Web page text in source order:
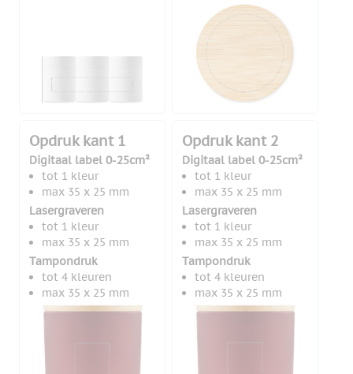
Opdruk kant 1
Digitaal label 0-25cm²
tot 1 kleur
max 35 x 25 mm
Lasergraveren
tot 1 kleur
max 35 x 25 mm
Tampondruk
tot 4 kleuren
max 35 x 25 mm
Opdruk kant 2
Digitaal label 0-25cm²
tot 1 kleur
max 35 x 25 mm
Lasergraveren
tot 1 kleur
max 35 x 25 mm
Tampondruk
tot 4 kleuren
max 35 x 25 mm